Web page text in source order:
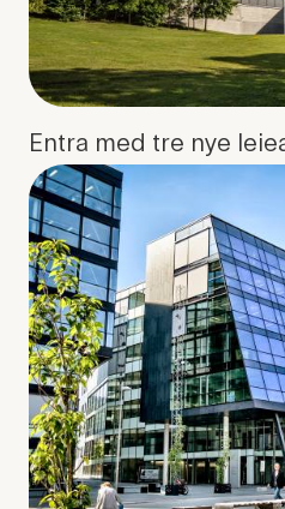
Entra med tre nye